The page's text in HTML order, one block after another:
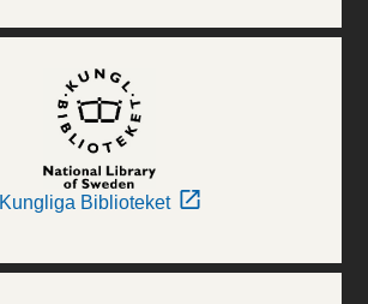
Kungliga Biblioteket